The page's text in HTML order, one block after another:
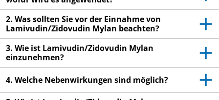
Wenn Sie Nebenwirkungen bemerken,
wenden Sie sich an Ihren Arzt oder
Apotheker. Dies gilt auch für
Nebenwirkungen, die nicht in dieser
Packungsbeilage angegeben sind. Siehe
Abschnitt 4.
2. Was sollten Sie vor der Einnahme von
Lamivudin/Zidovudin Mylan beachten?
3. Wie ist Lamivudin/Zidovudin Mylan
einzunehmen?
4. Welche Nebenwirkungen sind möglich?